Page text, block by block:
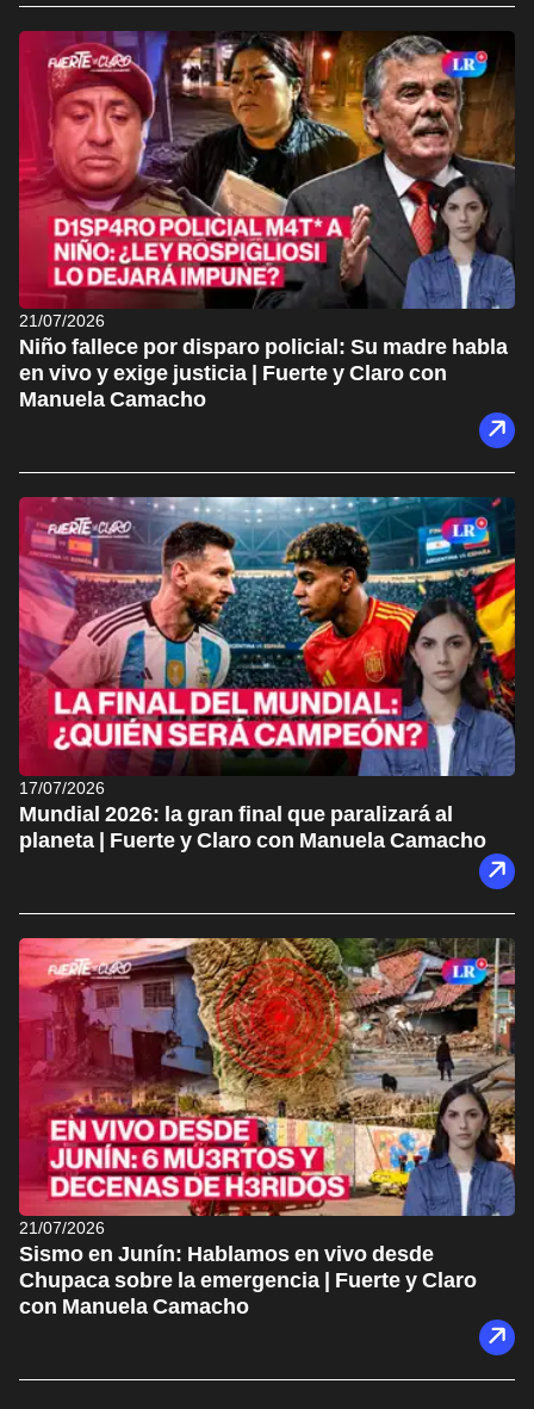
21/07/2026
Niño fallece por disparo policial: Su madre habla
en vivo y exige justicia | Fuerte y Claro con
Manuela Camacho
17/07/2026
Mundial 2026: la gran final que paralizará al
planeta | Fuerte y Claro con Manuela Camacho
21/07/2026
Sismo en Junín: Hablamos en vivo desde
Chupaca sobre la emergencia | Fuerte y Claro
con Manuela Camacho